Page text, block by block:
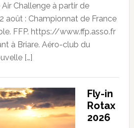
Challenge à partir de
août : Championnat de France
FFP. https://www.ffp.asso.fr
à Briare. Aéro-club du
[…]
Fly-in
Rotax
2026